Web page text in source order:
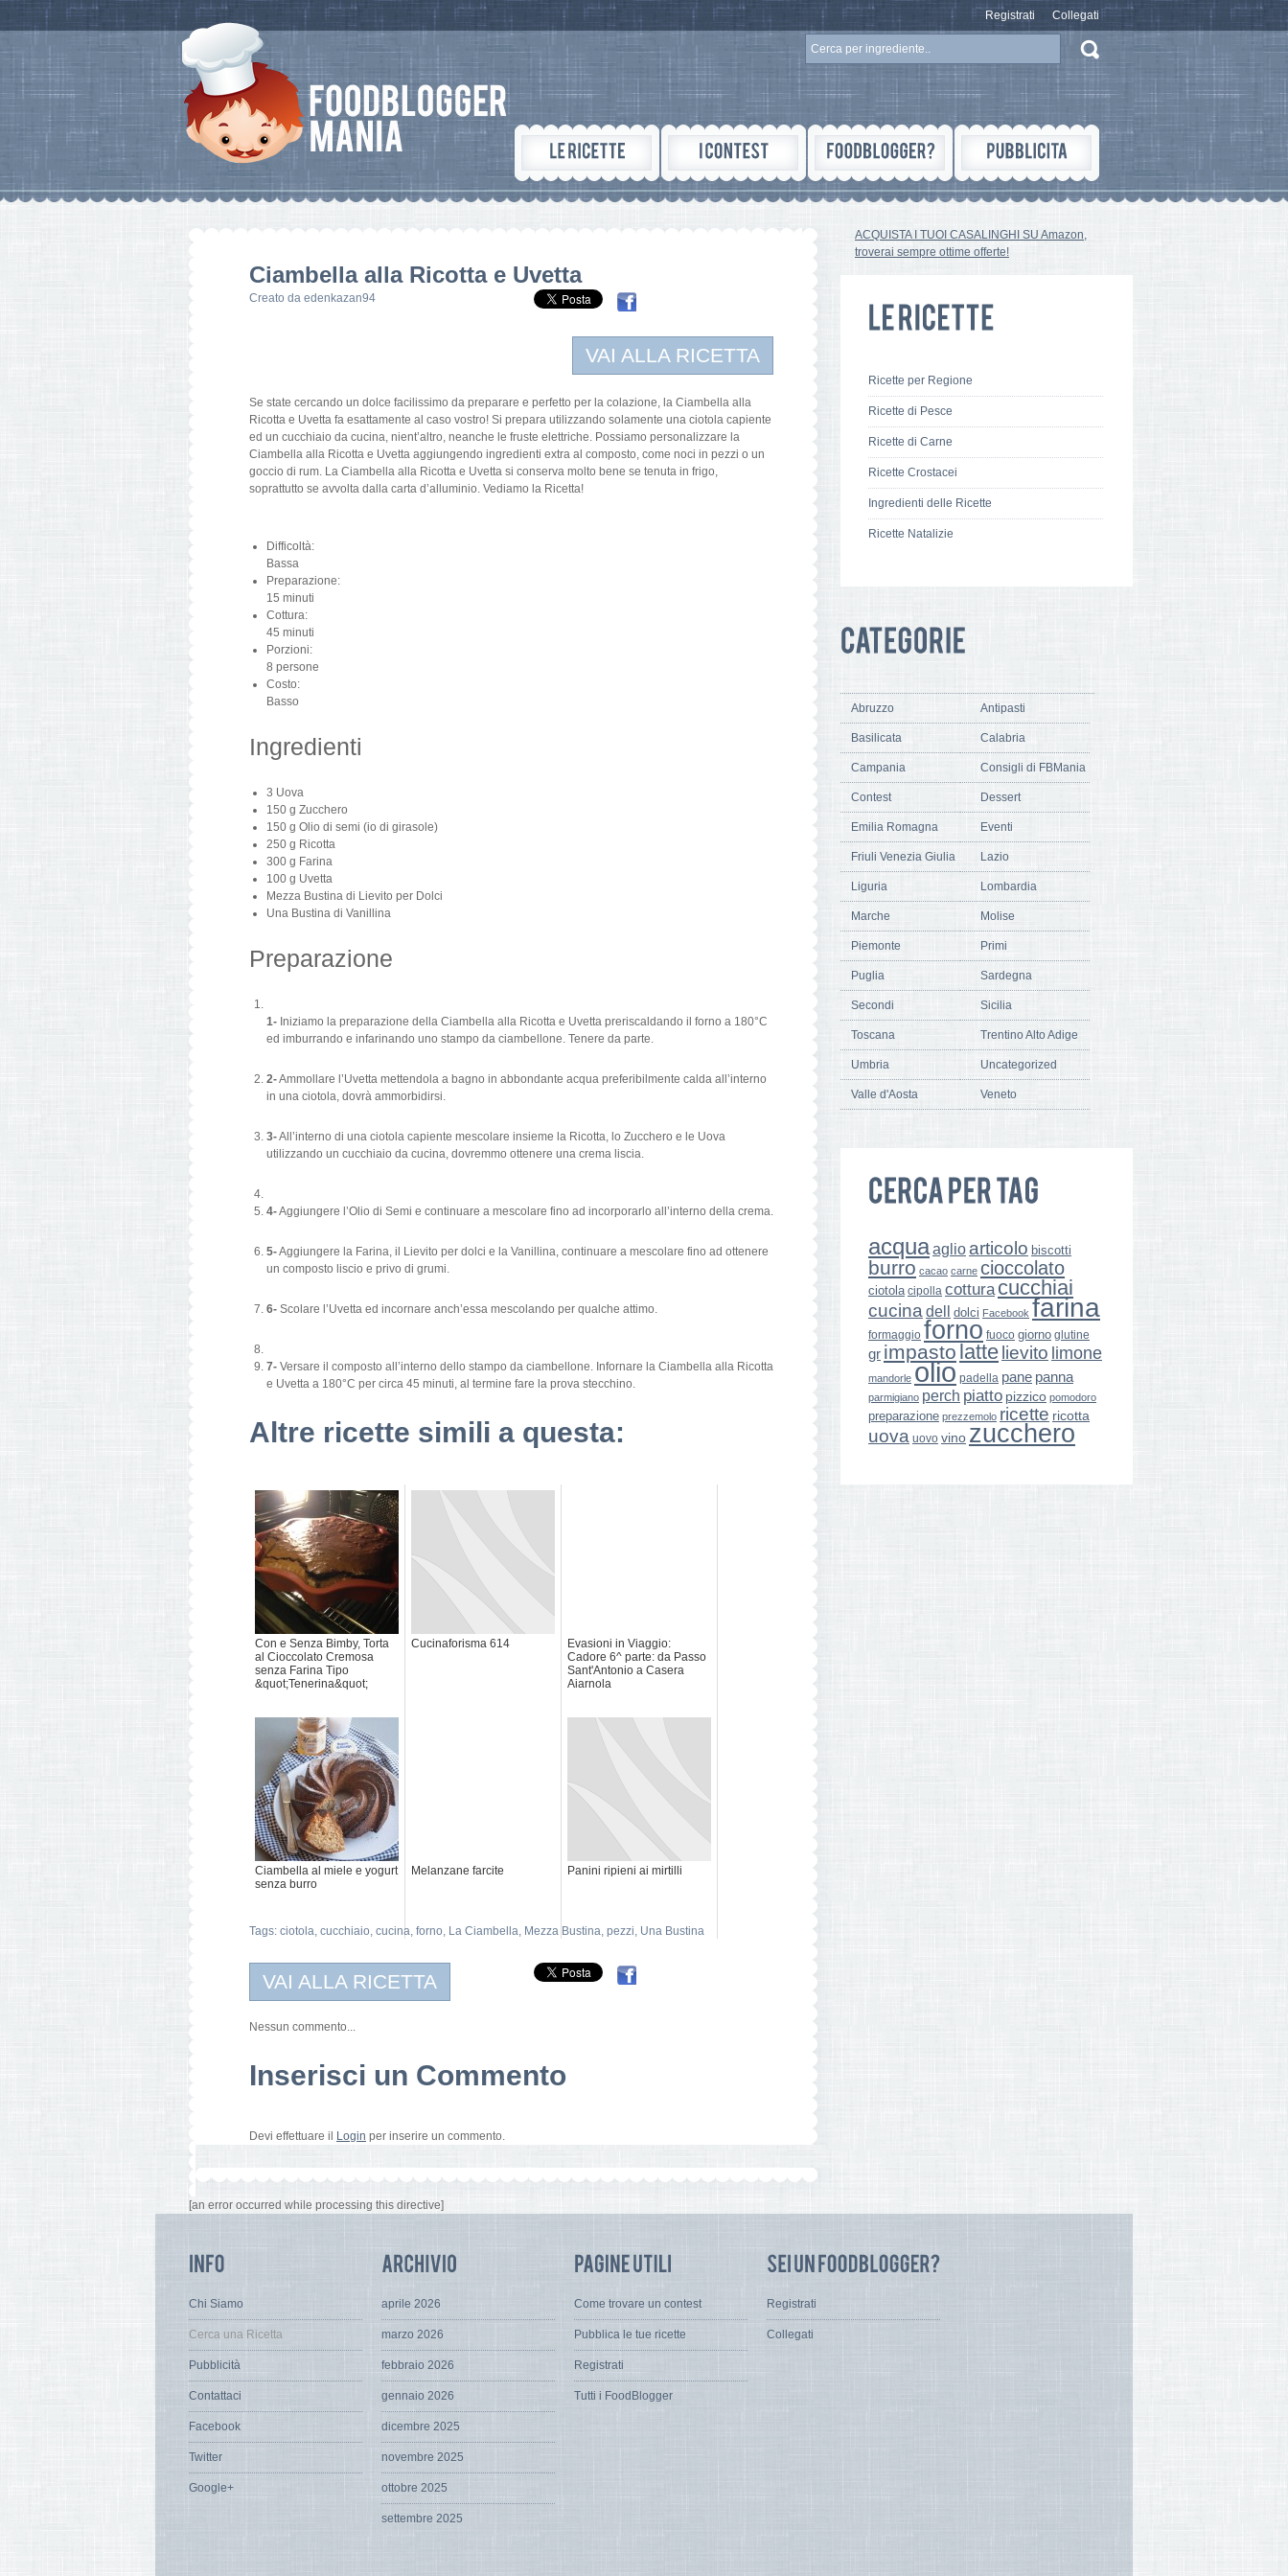
Registrati Collegati
Ciambella alla Ricotta e Uvetta
Creato da edenkazan94
VAI ALLA RICETTA
Se state cercando un dolce facilissimo da preparare e perfetto per la colazione, la Ciambella alla
Ricotta e Uvetta fa esattamente al caso vostro! Si prepara utilizzando solamente una ciotola capiente
ed un cucchiaio da cucina, nient’altro, neanche le fruste elettriche. Possiamo personalizzare la
Ciambella alla Ricotta e Uvetta aggiungendo ingredienti extra al composto, come noci in pezzi o un
goccio di rum. La Ciambella alla Ricotta e Uvetta si conserva molto bene se tenuta in frigo,
soprattutto se avvolta dalla carta d’alluminio. Vediamo la Ricetta!
Difficoltà:
Bassa
Preparazione:
15 minuti
Cottura:
45 minuti
Porzioni:
8 persone
Costo:
Basso
Ingredienti
3 Uova
150 g Zucchero
150 g Olio di semi (io di girasole)
250 g Ricotta
300 g Farina
100 g Uvetta
Mezza Bustina di Lievito per Dolci
Una Bustina di Vanillina
Preparazione
1- Iniziamo la preparazione della Ciambella alla Ricotta e Uvetta preriscaldando il forno a 180°C
ed imburrando e infarinando uno stampo da ciambellone. Tenere da parte.
2-Ammollare l’Uvetta mettendola a bagno in abbondante acqua preferibilmente calda all’interno
in una ciotola, dovrà ammorbidirsi.
3-All’interno di una ciotola capiente mescolare insieme la Ricotta, lo Zucchero e le Uova
utilizzando un cucchiaio da cucina, dovremmo ottenere una crema liscia.
4-Aggiungere l’Olio di Semi e continuare a mescolare fino ad incorporarlo all’interno della crema.
5-Aggiungere la Farina, il Lievito per dolci e la Vanillina, continuare a mescolare fino ad ottenere
un composto liscio e privo di grumi.
6- Scolare l’Uvetta ed incornare anch’essa mescolando per qualche attimo.
7- Versare il composto all’interno dello stampo da ciambellone. Infornare la Ciambella alla Ricotta
e Uvetta a 180°C per circa 45 minuti, al termine fare la prova stecchino.
Altre ricette simili a questa:
Con e Senza Bimby, Torta
al Cioccolato Cremosa
senza Farina Tipo
&quot;Tenerina&quot;
Cucinaforisma 614
Evasioni in Viaggio:
Cadore 6^ parte: da Passo
Sant'Antonio a Casera
Aiarnola
Ciambella al miele e yogurt
senza burro
Melanzane farcite Panini ripieni ai mirtilli
Tags: ciotola, cucchiaio, cucina, forno, La Ciambella, Mezza Bustina, pezzi, Una Bustina
VAI ALLA RICETTA
Nessun commento...
Inserisci un Commento
Devi effettuare il Login per inserire un commento.
[an error occurred while processing this directive]
ACQUISTA I TUOI CASALINGHI SU Amazon,
troverai sempre ottime offerte!
Ricette per Regione
Ricette di Pesce
Ricette di Carne
Ricette Crostacei
Ingredienti delle Ricette
Ricette Natalizie
Abruzzo Antipasti
Basilicata Calabria
Campania Consigli di FBMania
Contest Dessert
Emilia Romagna Eventi
Friuli Venezia Giulia Lazio
Liguria Lombardia
Marche Molise
Piemonte Primi
Puglia Sardegna
Secondi Sicilia
Toscana Trentino Alto Adige
Umbria Uncategorized
Valle d'Aosta Veneto
acquaaglio articolo biscotti
burro cacao carne cioccolato
ciotola cipolla cottura cucchiai
cucina dell dolci Facebook farina
formaggio forno fuoco giorno glutine
gr impasto latte lievito limone
mandorle olio padella pane panna
parmigiano perch piatto pizzico pomodoro
preparazione prezzemolo ricette ricotta
uova uovo vino zucchero
Chi Siamo
Cerca una Ricetta
Pubblicità
Contattaci
Facebook
Twitter
Google+
aprile 2026
marzo 2026
febbraio 2026
gennaio 2026
dicembre 2025
novembre 2025
ottobre 2025
settembre 2025
Come trovare un contest
Pubblica le tue ricette
Registrati
Tutti i FoodBlogger
Registrati
Collegati